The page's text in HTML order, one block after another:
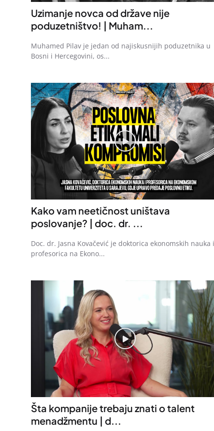
Uzimanje novca od države nije
poduzetništvo! | Muham...
Muhamed Pilav je jedan od najiskusnijih poduzetnika u
Bosni i Hercegovini, os...
Kako vam neetičnost uništava
poslovanje? | doc. dr. ...
Doc. dr. Jasna Kovačević je doktorica ekonomskih nauka i
profesorica na Ekono...
Šta kompanije trebaju znati o talent
menadžmentu | d...